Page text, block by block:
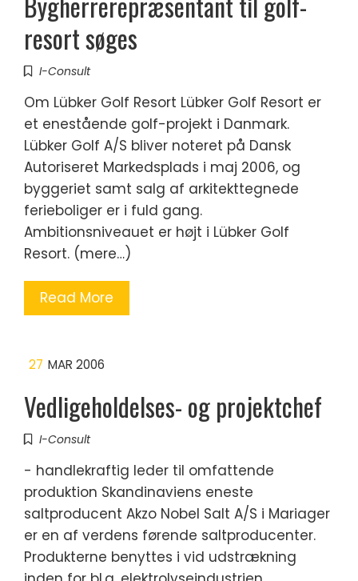
resort søges
I-Consult
Om Lübker Golf Resort Lübker Golf Resort er
et enestående golf-projekt i Danmark.
Lübker Golf A/S bliver noteret på Dansk
Autoriseret Markedsplads i maj 2006, og
byggeriet samt salg af arkitekttegnede
ferieboliger er i fuld gang.
Ambitionsniveauet er højt i Lübker Golf
Resort. (mere…)
Read More
27 MAR 2006
Vedligeholdelses- og projektchef
I-Consult
- handlekraftig leder til omfattende
produktion Skandinaviens eneste
saltproducent Akzo Nobel Salt A/S i Mariager
er en af verdens førende saltproducenter.
Produkterne benyttes i vid udstrækning